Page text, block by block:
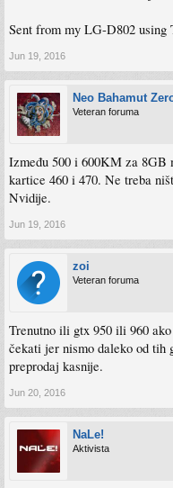
Sent from my LG-D802 using
Jun 19, 2016
Neo Bahamut
Veteran foruma
Između 500 i 600KM za 8GB
kartice 460 i 470. Ne treba
Nvidije.
Jun 19, 2016
zoi
Veteran foruma
Trenutno ili gtx 950 ili 960
čekati jer nismo daleko od tih
preprodaj kasnije.
Jun 20, 2016
NaLe!
Aktivista